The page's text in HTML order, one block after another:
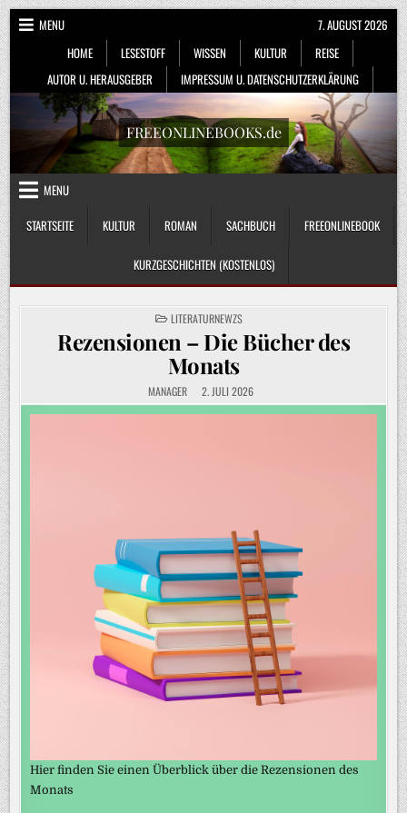
Skip
to
content
MENU
HOME
LESESTOFF WISSEN KULTUR
REISE
AUTOR U. HERAUSGEBER
IMPRESSUM U. DATENSCHUTZERKLÄRUNG
7. AUGUST 2026
FREEONLINEBOOKS.de
MENU
STARTSEITE
KULTUR ROMAN SACHBUCH FREEONLINEBOOK
KURZGESCHICHTEN (KOSTENLOS)
POSTED
IN
LITERATURNEWZS
Rezensionen – Die Bücher des
Monats
MANAGER 2. JULI 2026
Hier finden Sie einen Überblick über die Rezensionen des
Monats